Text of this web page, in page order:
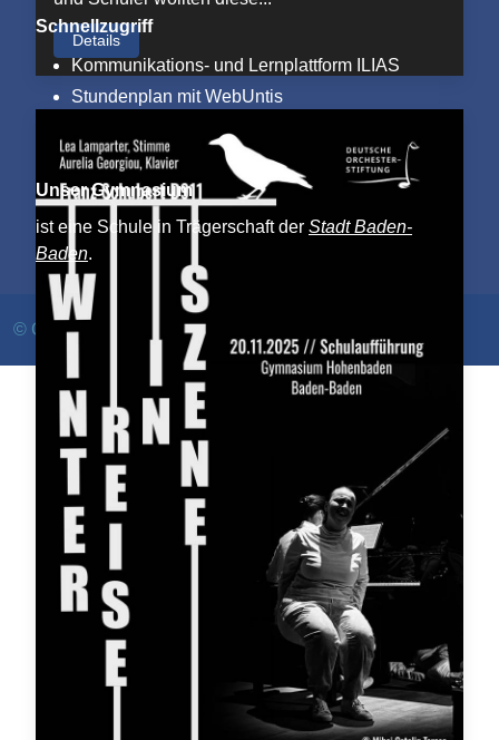
Details
Schnellzugriff
Kommunikations- und Lernplattform ILIAS
Stundenplan mit WebUntis
Unser Gymnasium
ist eine Schule in Trägerschaft der Stadt Baden-
Baden.
© Gymnasium Hohenbaden 2026